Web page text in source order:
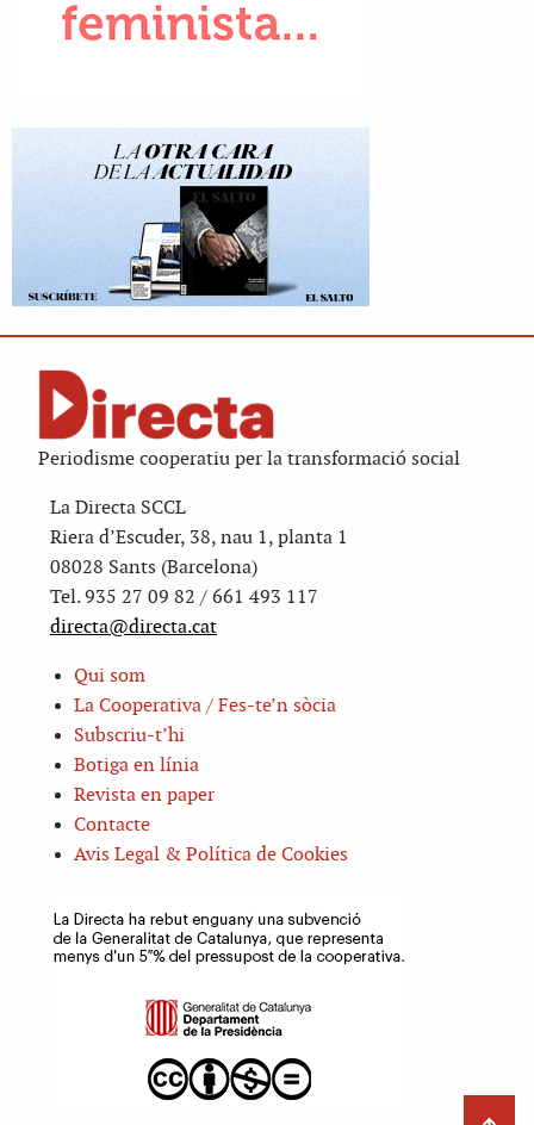
Periodisme cooperatiu per la transformació social
La Directa SCCL
Riera d’Escuder, 38, nau 1, planta 1
08028 Sants (Barcelona)
Tel. 935 27 09 82 / 661 493 117
directa@directa.cat
Qui som
La Cooperativa / Fes-te’n sòcia
Subscriu-t’hi
Botiga en línia
Revista en paper
Contacte
Avis Legal & Política de Cookies